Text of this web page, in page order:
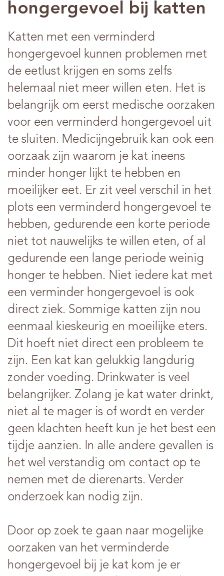
hongergevoel bij katten
Katten met een verminderd
hongergevoel kunnen problemen met
de eetlust krijgen en soms zelfs
helemaal niet meer willen eten. Het is
belangrijk om eerst medische oorzaken
voor een verminderd hongergevoel uit
te sluiten. Medicijngebruik kan ook een
oorzaak zijn waarom je kat ineens
minder honger lijkt te hebben en
moeilijker eet. Er zit veel verschil in het
plots een verminderd hongergevoel te
hebben, gedurende een korte periode
niet tot nauwelijks te willen eten, of al
gedurende een lange periode weinig
honger te hebben. Niet iedere kat met
een verminder hongergevoel is ook
direct ziek. Sommige katten zijn nou
eenmaal kieskeurig en moeilijke eters.
Dit hoeft niet direct een probleem te
zijn. Een kat kan gelukkig langdurig
zonder voeding. Drinkwater is veel
belangrijker. Zolang je kat water drinkt,
niet al te mager is of wordt en verder
geen klachten heeft kun je het best een
tijdje aanzien. In alle andere gevallen is
het wel verstandig om contact op te
nemen met de dierenarts. Verder
onderzoek kan nodig zijn.
Door op zoek te gaan naar mogelijke
oorzaken van het verminderde
hongergevoel bij je kat kom je er